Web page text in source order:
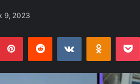
9, 2023
PinterestReddit VKontakte